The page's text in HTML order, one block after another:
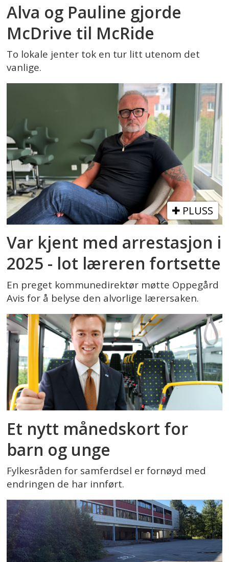
Alva og Pauline gjorde
McDrive til McRide
To lokale jenter tok en tur litt utenom det
vanlige.
PLUSS
Var kjent med arrestasjon i
2025 - lot læreren fortsette
En preget kommunedirektør møtte Oppegård
Avis for å belyse den alvorlige lærersaken.
Et nytt månedskort for
barn og unge
Fylkesråden for samferdsel er fornøyd med
endringen de har innført.